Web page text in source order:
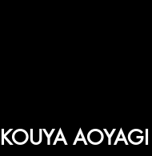
KOUYA AOYAGI